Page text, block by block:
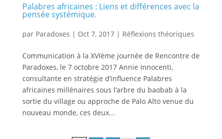
Palabres africaines : Liens et différences avec la
pensée systémique.
par Paradoxes | Oct 7, 2017| Réflexions théoriques
Communication à la XVIème journée de Rencontre de
Paradoxes, le 7 octobre 2017 Annie Innocenti,
consultante en stratégie d’influence Palabres
africaines millénaires sous l’arbre du baobab à la
sortie du village ou approche de Palo Alto venue du
nouveau monde, ces deux...